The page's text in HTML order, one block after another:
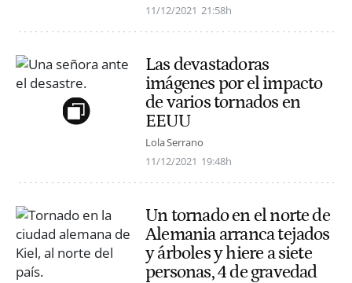
11/12/2021 21:58h
Las devastadoras
imágenes por el impacto
de varios tornados en
EEUU
Lola Serrano
11/12/2021 19:48h
Un tornado en el norte de
Alemania arranca tejados
y árboles y hiere a siete
personas, 4 de gravedad